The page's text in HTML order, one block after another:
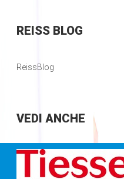
REISSBLOG
ReissBlog
VEDI ANCHE